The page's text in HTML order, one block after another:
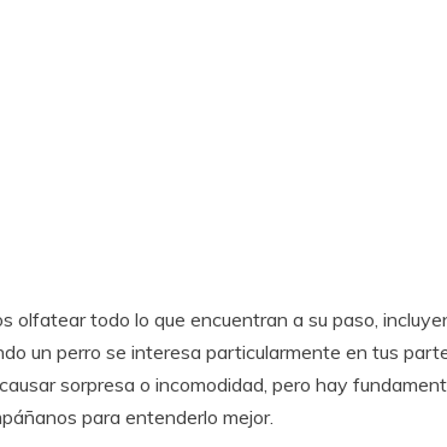
olfatear todo lo que encuentran a su paso,
un perro se interesa particularmente en tus
sorpresa o incomodidad, pero hay
para entenderlo mejor.